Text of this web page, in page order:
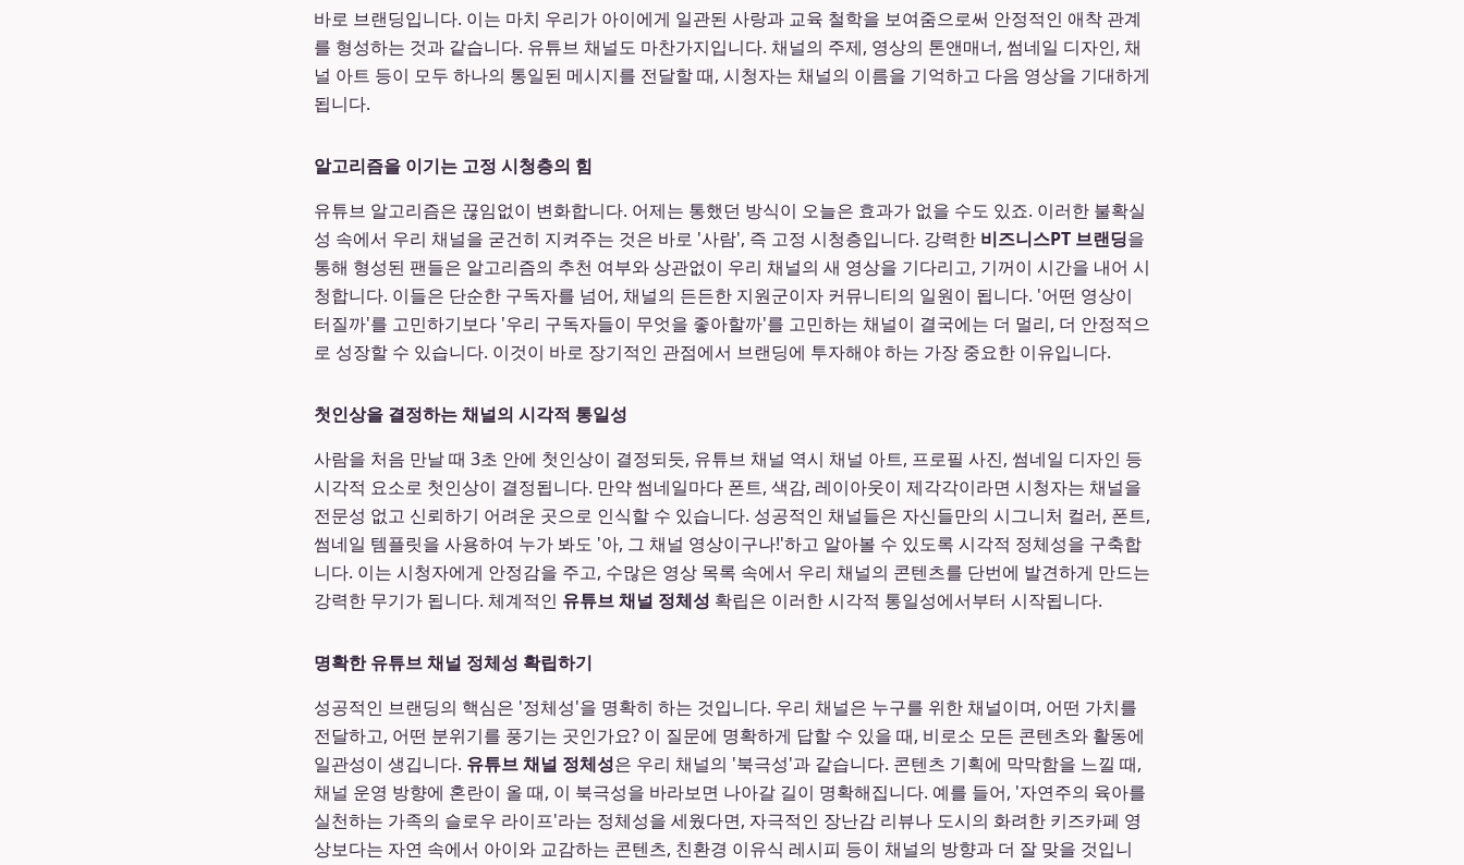
바로 브랜딩입니다. 이는 마치 우리가 아이에게 일관된 사랑과 교육 철학을 보여줌으로써 안정적인 애착 관계
를 형성하는 것과 같습니다. 유튜브 채널도 마찬가지입니다. 채널의 주제, 영상의 톤앤매너, 썸네일 디자인, 채
널 아트 등이 모두 하나의 통일된 메시지를 전달할 때, 시청자는 채널의 이름을 기억하고 다음 영상을 기대하게
됩니다.
알고리즘을 이기는 고정 시청층의 힘
유튜브 알고리즘은 끊임없이 변화합니다. 어제는 통했던 방식이 오늘은 효과가 없을 수도 있죠. 이러한 불확실
성 속에서 우리 채널을 굳건히 지켜주는 것은 바로 '사람', 즉 고정 시청층입니다. 강력한 비즈니스PT 브랜딩을
통해 형성된 팬들은 알고리즘의 추천 여부와 상관없이 우리 채널의 새 영상을 기다리고, 기꺼이 시간을 내어 시
청합니다. 이들은 단순한 구독자를 넘어, 채널의 든든한 지원군이자 커뮤니티의 일원이 됩니다. '어떤 영상이
터질까'를 고민하기보다 '우리 구독자들이 무엇을 좋아할까'를 고민하는 채널이 결국에는 더 멀리, 더 안정적으
로 성장할 수 있습니다. 이것이 바로 장기적인 관점에서 브랜딩에 투자해야 하는 가장 중요한 이유입니다.
첫인상을 결정하는 채널의 시각적 통일성
사람을 처음 만날 때 3초 안에 첫인상이 결정되듯, 유튜브 채널 역시 채널 아트, 프로필 사진, 썸네일 디자인 등
시각적 요소로 첫인상이 결정됩니다. 만약 썸네일마다 폰트, 색감, 레이아웃이 제각각이라면 시청자는 채널을
전문성 없고 신뢰하기 어려운 곳으로 인식할 수 있습니다. 성공적인 채널들은 자신들만의 시그니처 컬러, 폰트,
썸네일 템플릿을 사용하여 누가 봐도 '아, 그 채널 영상이구나!'하고 알아볼 수 있도록 시각적 정체성을 구축합
니다. 이는 시청자에게 안정감을 주고, 수많은 영상 목록 속에서 우리 채널의 콘텐츠를 단번에 발견하게 만드는
강력한 무기가 됩니다. 체계적인 유튜브 채널 정체성 확립은 이러한 시각적 통일성에서부터 시작됩니다.
명확한 유튜브 채널 정체성 확립하기
성공적인 브랜딩의 핵심은 '정체성'을 명확히 하는 것입니다. 우리 채널은 누구를 위한 채널이며, 어떤 가치를
전달하고, 어떤 분위기를 풍기는 곳인가요? 이 질문에 명확하게 답할 수 있을 때, 비로소 모든 콘텐츠와 활동에
일관성이 생깁니다. 유튜브 채널 정체성은 우리 채널의 '북극성'과 같습니다. 콘텐츠 기획에 막막함을 느낄 때,
채널 운영 방향에 혼란이 올 때, 이 북극성을 바라보면 나아갈 길이 명확해집니다. 예를 들어, '자연주의 육아를
실천하는 가족의 슬로우 라이프'라는 정체성을 세웠다면, 자극적인 장난감 리뷰나 도시의 화려한 키즈카페 영
상보다는 자연 속에서 아이와 교감하는 콘텐츠, 친환경 이유식 레시피 등이 채널의 방향과 더 잘 맞을 것입니